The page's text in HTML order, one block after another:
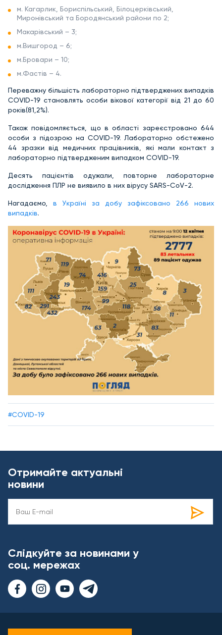
м. Кагарлик, Бориспільський, Білоцерківський,
Миронівський та Бородянський райони по 2;
Макарівський – 3;
м.Вишгород – 6;
м.Бровари – 10;
м.Фастів – 4.
Переважну більшість лабораторно підтверджених випадків
COVID-19 становлять особи вікової категорії від 21 до 60
років(81,2%).
Також повідомляється, що в області зареєстровано 644
особи з підозрою на COVID-19. Лабораторно обстежено
44 зразки від медичних працівників, які мали контакт з
лабораторно підтвердженим випадком COVID-19.
Десять пацієнтів одужали, повторне лабораторне
дослідження ПЛР не виявило в них вірусу SARS-CoV-2.
Нагадаємо, в Україні за добу зафіксовано 266 нових
випадків.
#COVID-19
Отримайте актуальні
новини
Слідкуйте за новинами у
соц. мережах